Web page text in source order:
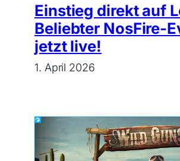
Einstieg direkt auf
Beliebter NosFire-
jetzt live!
1. April 2026